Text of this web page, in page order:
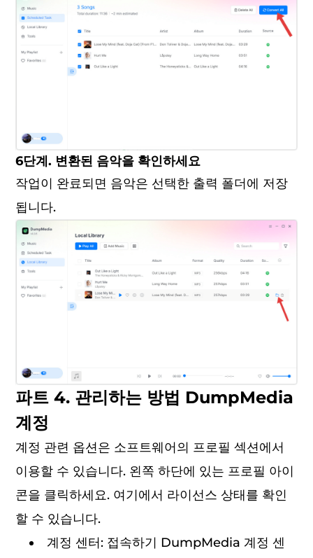
6단계. 변환된 음악을 확인하세요
작업이 완료되면 음악은 선택한 출력 폴더에 저장
됩니다.
파트 4. 관리하는 방법 DumpMedia
계정
계정 관련 옵션은 소프트웨어의 프로필 섹션에서
이용할 수 있습니다. 왼쪽 하단에 있는 프로필 아이
콘을 클릭하세요. 여기에서 라이선스 상태를 확인
할 수 있습니다.
계정 센터: 접속하기 DumpMedia 계정 센